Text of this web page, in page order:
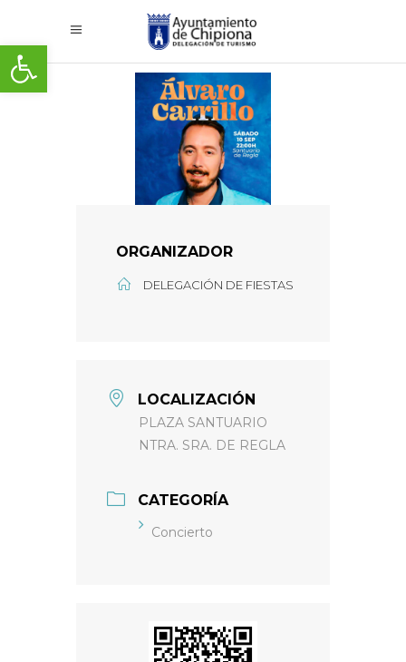
Abrir barra de herramientas
ORGANIZADOR
DELEGACIÓN DE FIESTAS
LOCALIZACIÓN
PLAZA SANTUARIO
NTRA. SRA. DE REGLA
CATEGORÍA
Concierto